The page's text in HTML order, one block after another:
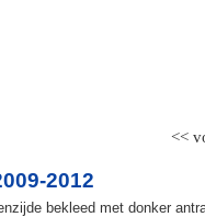
<<
2012
bekleed met donker